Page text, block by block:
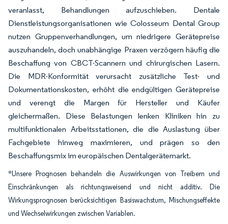
veranlasst, Behandlungen aufzuschieben. Dentale
Dienstleistungsorganisationen wie Colosseum Dental Group
nutzen Gruppenverhandlungen, um niedrigere Gerätepreise
auszuhandeln, doch unabhängige Praxen verzögern häufig die
Beschaffung von CBCT-Scannern und chirurgischen Lasern.
Die MDR-Konformität verursacht zusätzliche Test- und
Dokumentationskosten, erhöht die endgültigen Gerätepreise
und verengt die Margen für Hersteller und Käufer
gleichermaßen. Diese Belastungen lenken Kliniken hin zu
multifunktionalen Arbeitsstationen, die die Auslastung über
Fachgebiete hinweg maximieren, und prägen so den
Beschaffungsmix im europäischen Dentalgerätemarkt.
*Unsere Prognosen behandeln die Auswirkungen von Treibern und
Einschränkungen als richtungsweisend und nicht additiv. Die
Wirkungsprognosen berücksichtigen Basiswachstum, Mischungseffekte
und Wechselwirkungen zwischen Variablen.